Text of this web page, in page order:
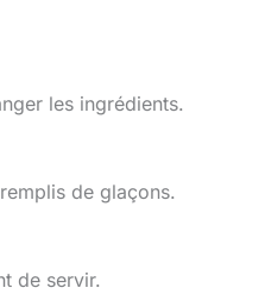
les ingrédients.
de glaçons.
de servir.